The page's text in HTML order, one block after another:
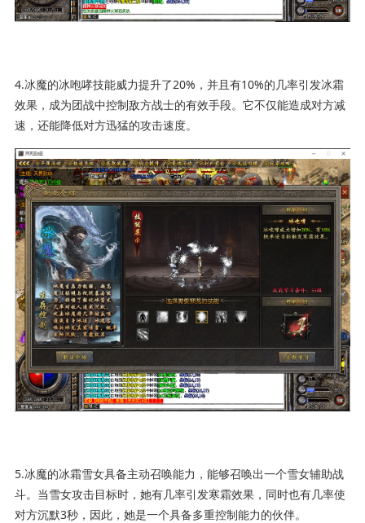
4.冰魔的冰咆哮技能威力提升了20%，并且有10%的几率引发冰霜
效果，成为团战中控制敌方战士的有效手段。它不仅能造成对方减
速，还能降低对方迅猛的攻击速度。
5.冰魔的冰霜雪女具备主动召唤能力，能够召唤出一个雪女辅助战
斗。当雪女攻击目标时，她有几率引发寒霜效果，同时也有几率使
对方沉默3秒，因此，她是一个具备多重控制能力的伙伴。